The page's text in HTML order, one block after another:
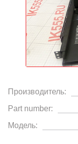
Производитель:
Part number:
Модель: